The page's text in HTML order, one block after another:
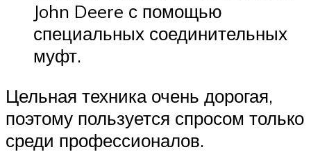
John Deere с помощью
специальных соединительных
муфт.
Цельная техника очень дорогая,
поэтому пользуется спросом только
среди профессионалов.